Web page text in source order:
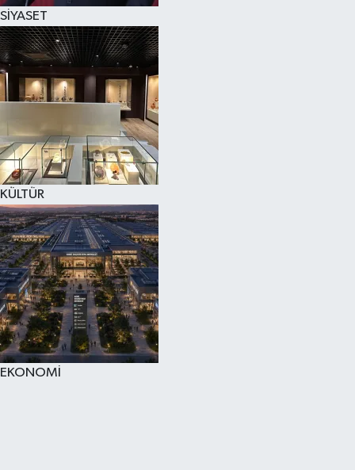
SİYASET
KÜLTÜR
EKONOMİ